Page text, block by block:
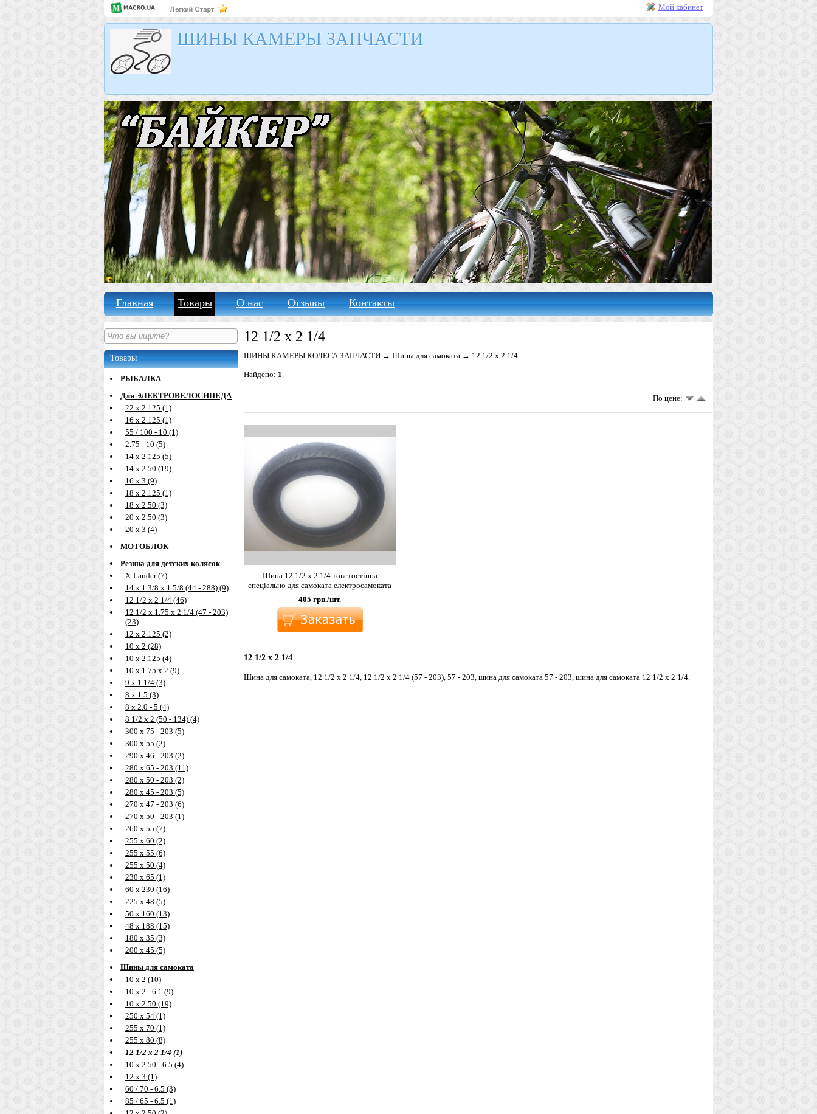
Мой кабинет
ШИНЫ КАМЕРЫ ЗАПЧАСТИ
Главная Товары О нас Отзывы Контакты
Товары
РЫБАЛКА
Для ЭЛЕКТРОВЕЛОСИПЕДА
22 х 2.125 (1)
16 х 2.125 (1)
55 / 100 - 10 (1)
2.75 - 10 (5)
14 х 2.125 (5)
14 х 2.50 (19)
16 х 3 (9)
18 х 2.125 (1)
18 х 2.50 (3)
20 х 2.50 (3)
20 х 3 (4)
МОТОБЛОК
Резина для детских колясок
X-Lander (7)
14 х 1 3/8 х 1 5/8 (44 - 288) (9)
12 1/2 х 2 1/4 (46)
12 1/2 х 1.75 х 2 1/4 (47 - 203)
(23)
12 х 2.125 (2)
10 х 2 (28)
10 х 2.125 (4)
10 х 1.75 х 2 (9)
9 х 1 1/4 (3)
8 х 1.5 (3)
8 х 2.0 - 5 (4)
8 1/2 х 2 (50 - 134) (4)
300 х 75 - 203 (5)
300 х 55 (2)
290 х 46 - 203 (2)
280 х 65 - 203 (11)
280 х 50 - 203 (2)
280 х 45 - 203 (5)
270 х 47 - 203 (6)
270 х 50 - 203 (1)
260 х 55 (7)
255 х 60 (2)
255 х 55 (6)
255 х 50 (4)
230 х 65 (1)
60 х 230 (16)
225 х 48 (5)
50 х 160 (13)
48 х 188 (15)
180 х 35 (3)
200 х 45 (5)
Шины для самоката
10 х 2 (10)
10 х 2 - 6.1 (9)
10 х 2.50 (19)
250 х 54 (1)
255 х 70 (1)
255 х 80 (8)
12 1/2 х 2 1/4 (1)
10 х 2.50 - 6.5 (4)
12 х 3 (1)
60 / 70 - 6.5 (3)
85 / 65 - 6.5 (1)
12 1/2 х 2 1/4
ШИНЫ КАМЕРЫ КОЛЕСА ЗАПЧАСТИ → Шины для самоката → 12 1/2 х 2 1/4
Найдено: 1
По цене:
Шина 12 1/2 х 2 1/4 товстостінна
спеціально для самоката електросамоката
405 грн./шт.
12 1/2 х 2 1/4
Шина для самоката, 12 1/2 х 2 1/4, 12 1/2 х 2 1/4 (57 - 203), 57 - 203, шина для самоката 57 - 203, шина для самоката 12 1/2 х 2 1/4.